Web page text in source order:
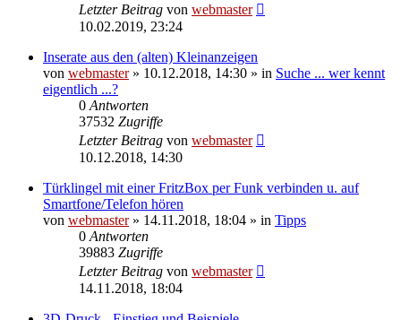
Letzter Beitrag von webmaster
10.02.2019, 23:24
Inserate aus den (alten) Kleinanzeigen
von webmaster» 10.12.2018, 14:30 » in Suche ... wer kennt
eigentlich ...?
0 Antworten
37532 Zugriffe
Letzter Beitrag von webmaster
10.12.2018, 14:30
Türklingel mit einer FritzBox per Funk verbinden u. auf
Smartfone/Telefon hören
von webmaster» 14.11.2018, 18:04 » in Tipps
0 Antworten
39883 Zugriffe
Letzter Beitrag von webmaster
14.11.2018, 18:04